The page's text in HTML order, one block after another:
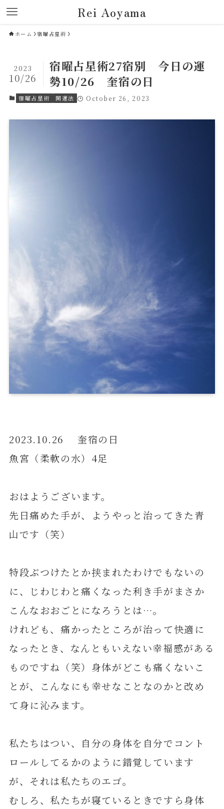
Rei Aoyama
ホーム 宿曜占星術
宿曜占星術27宿別 今日の運
勢10/26 奎宿の日
2023
10/26
宿曜占星術 開運法 October 26, 2023
2023.10.26 奎宿の日
魚宮（柔軟の水）4足
おはようございます。
先日痛めた手が、ようやっと治ってきた青
山です（笑）
特段ぶつけたとか挟まれたわけでもないの
に、じわじわと痛くなった利き手がまさか
こんなおおごとになろうとは…。
けれども、痛かったところが治って快適に
なったとき、なんともいえない幸福感がある
ものですね（笑）身体がどこも痛くないこ
とが、こんなにも幸せなことなのかと改め
て身に沁みます。
私たちはつい、自分の身体を自分でコント
ロールしてるかのように錯覚しています
が、それは私たちのエゴ。
むしろ、私たちが寝ているときですら身体